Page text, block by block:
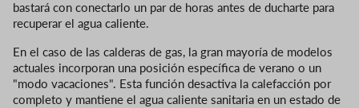
bastará con conectarlo un par de horas antes de ducharte para
recuperar el agua caliente.
En el caso de las calderas de gas, la gran mayoría de modelos
actuales incorporan una posición específica de verano o un
"modo vacaciones". Esta función desactiva la calefacción por
completo y mantiene el agua caliente sanitaria en un estado de